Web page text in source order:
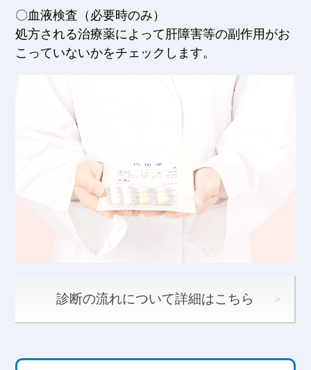
〇血液検査（必要時のみ）
処方される治療薬によって肝障害等の副作用がお
こっていないかをチェックします。
診断の流れについて詳細はこちら